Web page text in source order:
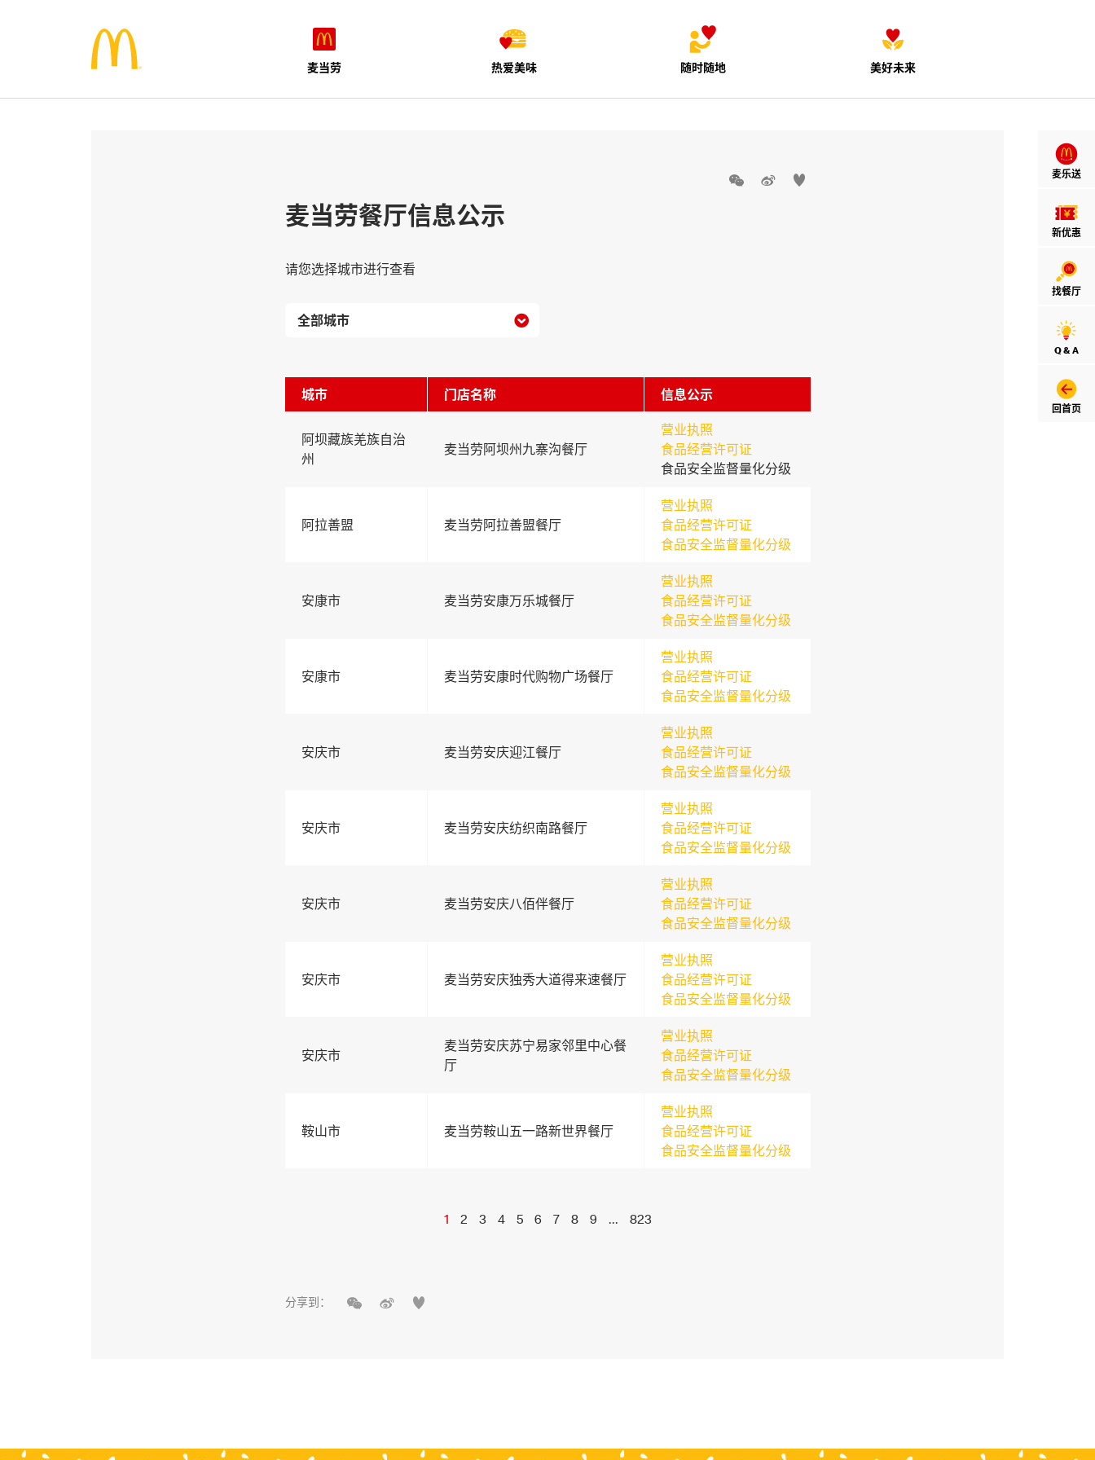
麦当劳 热爱美味 随时随地 美好未来
麦乐送
新优惠
找餐厅
Q & A
回首页
  
麦当劳餐厅信息公示
请您选择城市进行查看

城市 门店名称 信息公示
阿坝藏族羌族自治
州
麦当劳阿坝州九寨沟餐厅
营业执照
食品经营许可证
食品安全监督量化分级
阿拉善盟 麦当劳阿拉善盟餐厅
营业执照
食品经营许可证
食品安全监督量化分级
安康市 麦当劳安康万乐城餐厅
营业执照
食品经营许可证
食品安全监督量化分级
安康市 麦当劳安康时代购物广场餐厅
营业执照
食品经营许可证
食品安全监督量化分级
安庆市 麦当劳安庆迎江餐厅
营业执照
食品经营许可证
食品安全监督量化分级
安庆市 麦当劳安庆纺织南路餐厅
营业执照
食品经营许可证
食品安全监督量化分级
安庆市 麦当劳安庆八佰伴餐厅
营业执照
食品经营许可证
食品安全监督量化分级
安庆市 麦当劳安庆独秀大道得来速餐厅
营业执照
食品经营许可证
食品安全监督量化分级
安庆市
麦当劳安庆苏宁易家邻里中心餐
厅
营业执照
食品经营许可证
食品安全监督量化分级
鞍山市 麦当劳鞍山五一路新世界餐厅
营业执照
食品经营许可证
食品安全监督量化分级
1 2 3 4 5 6 7 8 9 ... 823
分享到：   